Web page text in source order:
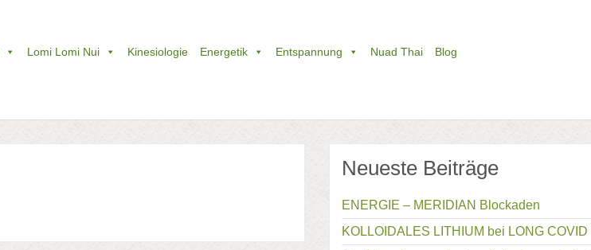
Lomi Lomi Nui Kinesiologie Energetik Entspannung Nuad Thai Blog
Neueste Beiträge
ENERGIE – MERIDIAN Blockaden
KOLLOIDALES LITHIUM bei LONG COVID